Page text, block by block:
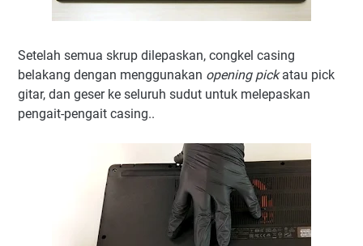
Setelah semua skrup dilepaskan, congkel casing
belakang dengan menggunakan opening pickatau pick
gitar, dan geser ke seluruh sudut untuk melepaskan
pengait-pengait casing..